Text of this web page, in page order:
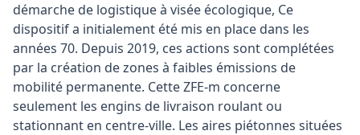
démarche de logistique à visée écologique, Ce
dispositif a initialement été mis en place dans les
années 70. Depuis 2019, ces actions sont complétées
par la création de zones à faibles émissions de
mobilité permanente. Cette ZFE-m concerne
seulement les engins de livraison roulant ou
stationnant en centre-ville. Les aires piétonnes situées